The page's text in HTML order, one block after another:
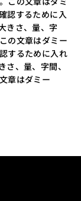
認するために入
きさ、量、字
の文章はダミー
するために入れ
、量、字間、
章はダミー